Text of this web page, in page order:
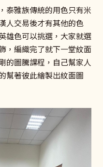
泰雅族傳統的用色只有米
人交易後才有其他的色
雄色可以挑選，大家就選
，編織完了就下一堂紋面
的圖騰課程，自己幫家人
幫著彼此繪製出紋面圖